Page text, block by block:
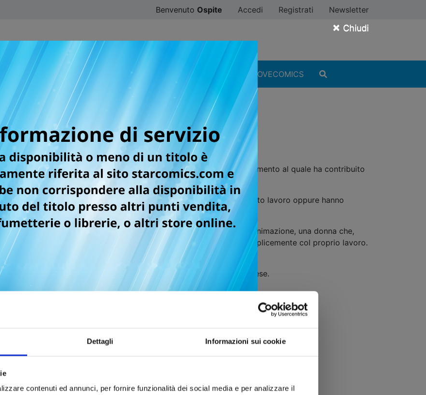
Dettagli Informazioni sui cookie
contenuti ed annunci, per fornire funzionalità dei social media e per analizzare il
× Chiudi
Benvenuto Ospite Accedi Registrati Newsletter
SFOGLIA ONLINE DIGISTAR #ILOVEMANGA #ILOVECOMICS
DI MUSICA ROCK
eccola lì, in una città cambiata, in un Paese diverso: un cambiamento al quale ha contribuito
da trent'anni i suoi ricordi del Giappone sono congelati.
sono cresciuti, alcuni sono addirittura invecchiati, hanno cambiato lavoro oppure hanno
ricorda bene. Era lei la preferita dal Maestro, una leggenda dell’animazione, una donna che,
la prima volta sdoganato pregiudizi, senza ideologie o strutture, semplicemente col proprio lavoro.
e continua nello spazio profondo, passando per la cucina giapponese.